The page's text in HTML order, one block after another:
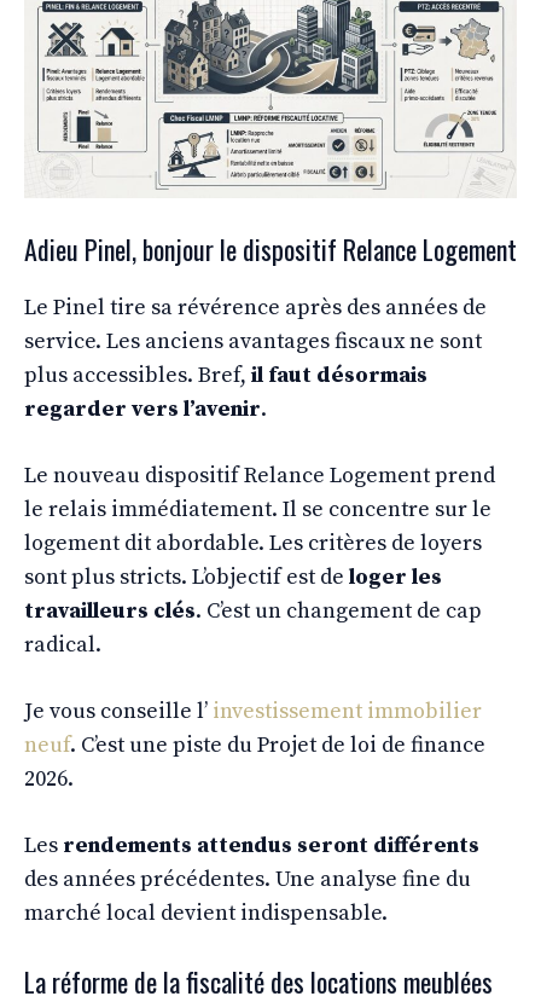
Adieu Pinel, bonjour le dispositif Relance Logement
Le Pinel tire sa révérence après des années de
service. Les anciens avantages fiscaux ne sont
plus accessibles. Bref, il faut désormais
regarder vers l’avenir.
Le nouveau dispositif Relance Logement prend
le relais immédiatement. Il se concentre sur le
logement dit abordable. Les critères de loyers
sont plus stricts. L’objectif est de loger les
travailleurs clés. C’est un changement de cap
radical.
Je vous conseille l’ investissement immobilier
neuf. C’est une piste du Projet de loi de finance
2026.
Les rendements attendus seront différents
des années précédentes. Une analyse fine du
marché local devient indispensable.
La réforme de la fiscalité des locations meublées